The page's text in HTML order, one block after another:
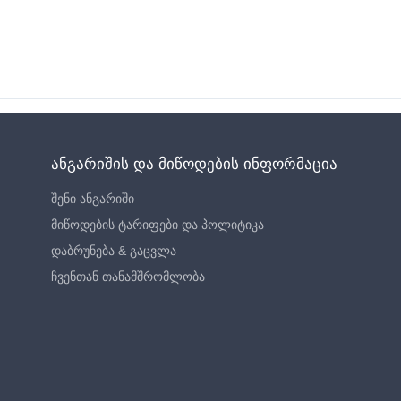
ანგარიშის და მიწოდების ინფორმაცია
შენი ანგარიში
მიწოდების ტარიფები და პოლიტიკა
დაბრუნება & გაცვლა
ჩვენთან თანამშრომლობა